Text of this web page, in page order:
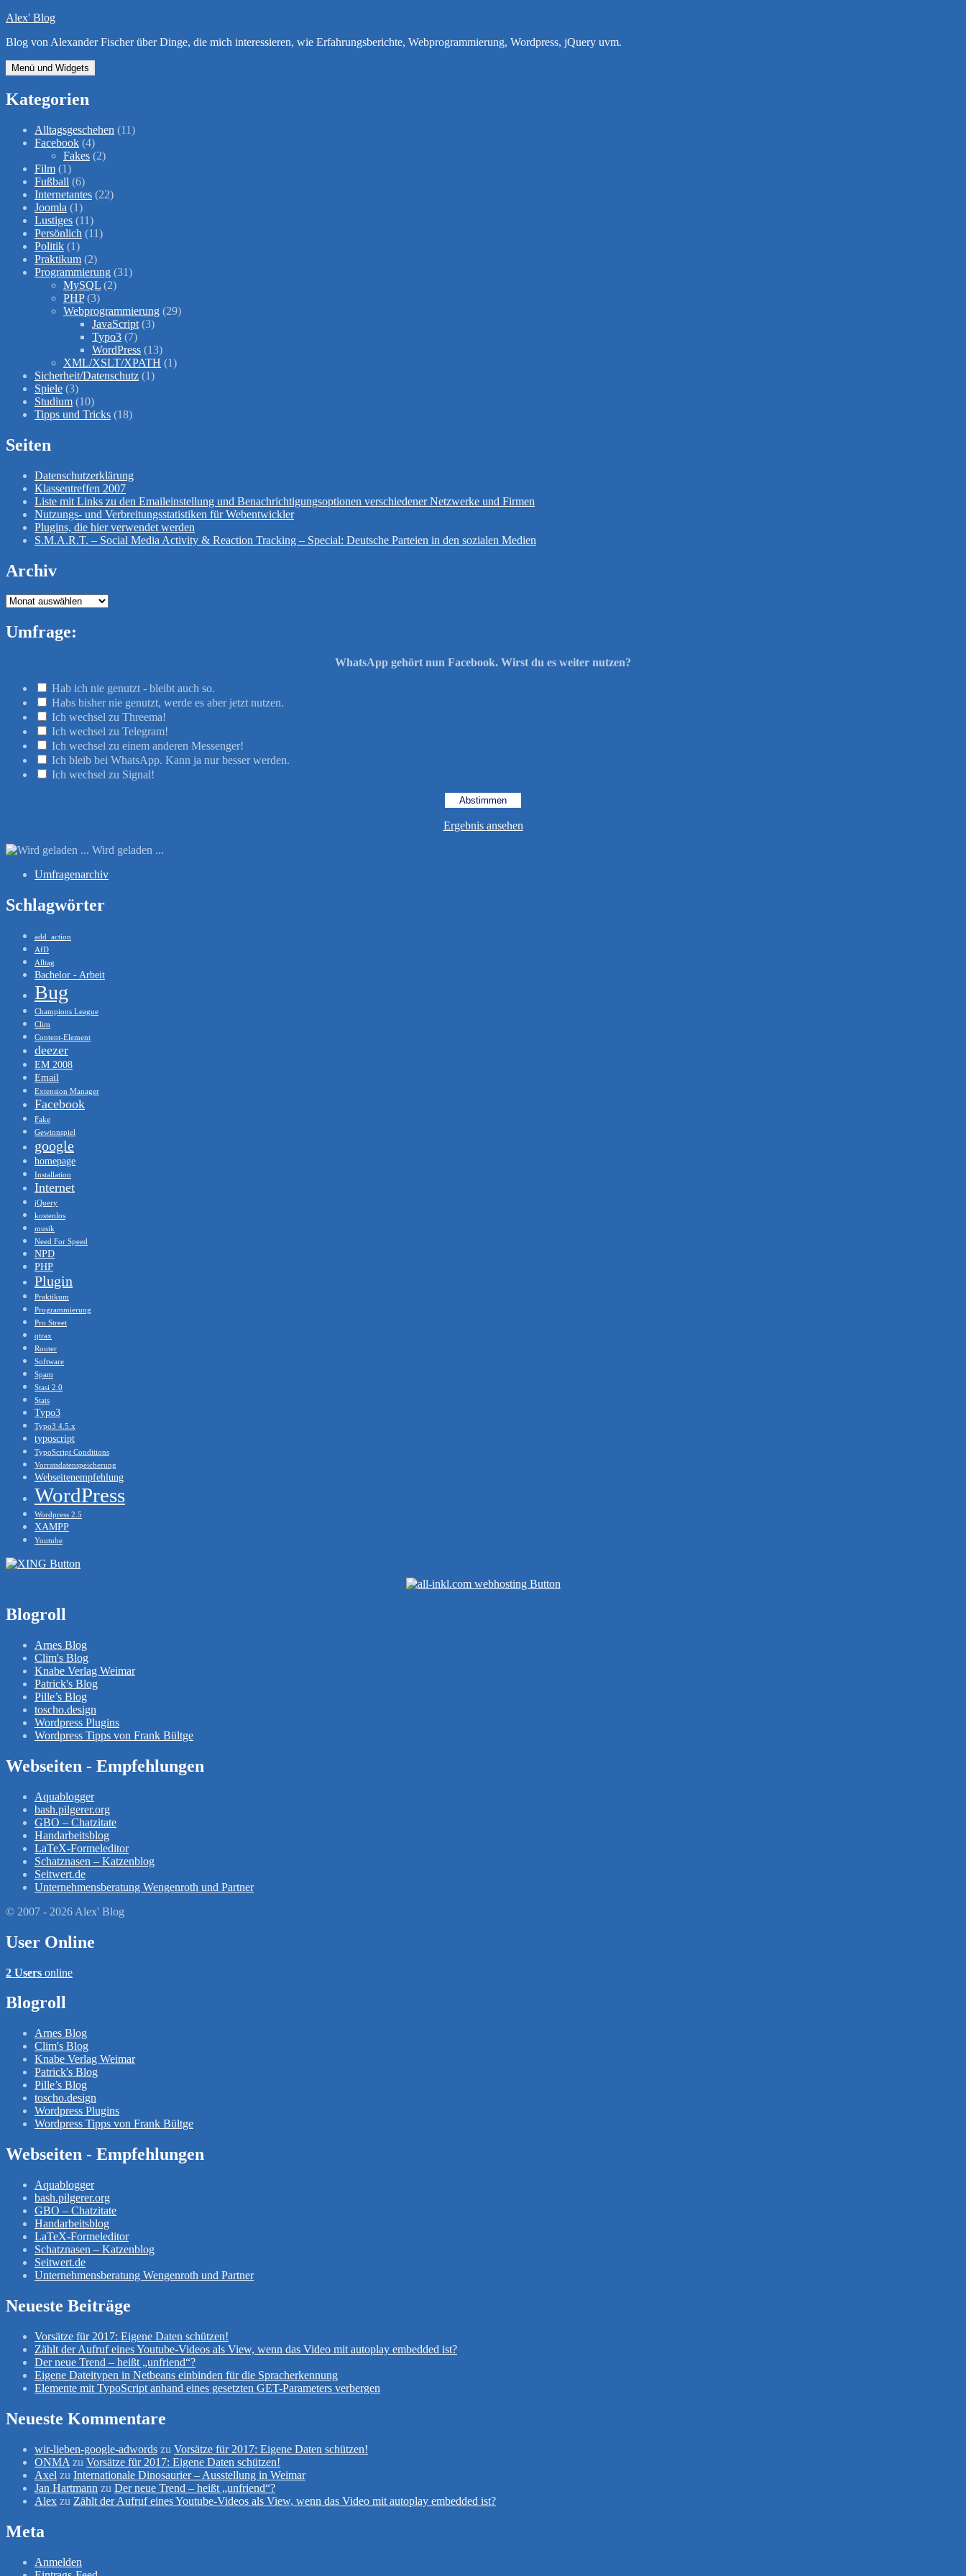
Zum
springen
Alex' Blog
Blog von Alexander Fischer über Dinge, die mich interessieren, wie Erfahrungsberichte, Webprogrammierung, Wordpress, jQuery uvm.
Menü und Widgets
Kategorien
Alltagsgeschehen (11)
Facebook (4)
Fakes (2)
Film (1)
Fußball (6)
Internetantes (22)
Joomla (1)
Lustiges (11)
Persönlich (11)
Politik (1)
Praktikum (2)
Programmierung (31)
MySQL (2)
PHP(3)
Webprogrammierung (29)
JavaScript (3)
Typo3 (7)
WordPress (13)
XML/XSLT/XPATH (1)
Sicherheit/Datenschutz (1)
Spiele (3)
Studium (10)
Tipps und Tricks (18)
Seiten
Datenschutzerklärung
Klassentreffen 2007
Liste mit Links zu den Emaileinstellung und Benachrichtigungsoptionen verschiedener Netzwerke und Firmen
Nutzungs- und Verbreitungsstatistiken für Webentwickler
Plugins, die hier verwendet werden
S.M.A.R.T. – Social Media Activity & Reaction Tracking – Special: Deutsche Parteien in den sozialen Medien
Archiv
Archiv
Umfrage:
WhatsApp gehört nun Facebook. Wirst du es weiter nutzen?
Hab ich nie genutzt - bleibt auch so.
Habs bisher nie genutzt, werde es aber jetzt nutzen.
Ich wechsel zu Threema!
Ich wechsel zu Telegram!
Ich wechsel zu einem anderen Messenger!
Ich bleib bei WhatsApp. Kann ja nur besser werden.
Ich wechsel zu Signal!
Ergebnis ansehen
Wird geladen ...
Umfragenarchiv
Schlagwörter
add_action
AfD
Alltag
Bachelor - Arbeit
Bug
Champions League
Clim
Content-Element
deezer
EM 2008
Email
Extension Manager
Facebook
Fake
Gewinnspiel
google
homepage
Installation
Internet
jQuery
kostenlos
musik
Need For Speed
NPD
PHP
Plugin
Praktikum
Programmierung
Pro Street
qtrax
Router
Software
Spam
Stasi 2.0
Stats
Typo3
Typo3 4.5.x
typoscript
TypoScript Conditions
Vorratsdatenspeicherung
Webseitenempfehlung
WordPress
Wordpress 2.5
XAMPP
Youtube
Blogroll
Arnes Blog
Clim's Blog
Knabe Verlag Weimar
Patrick's Blog
Pille’s Blog
toscho.design
Wordpress Plugins
Wordpress Tipps von Frank Bültge
Webseiten - Empfehlungen
Aquablogger
bash.pilgerer.org
GBO – Chatzitate
Handarbeitsblog
LaTeX-Formeleditor
Schatznasen – Katzenblog
Seitwert.de
Unternehmensberatung Wengenroth und Partner
© 2007 - 2026 Alex' Blog
User Online
2 Users online
Blogroll
Arnes Blog
Clim's Blog
Knabe Verlag Weimar
Patrick's Blog
Pille’s Blog
toscho.design
Wordpress Plugins
Wordpress Tipps von Frank Bültge
Webseiten - Empfehlungen
Aquablogger
bash.pilgerer.org
GBO – Chatzitate
Handarbeitsblog
LaTeX-Formeleditor
Schatznasen – Katzenblog
Seitwert.de
Unternehmensberatung Wengenroth und Partner
Neueste Beiträge
Vorsätze für 2017: Eigene Daten schützen!
Zählt der Aufruf eines Youtube-Videos als View, wenn das Video mit autoplay embedded ist?
Der neue Trend – heißt „unfriend“?
Eigene Dateitypen in Netbeans einbinden für die Spracherkennung
Elemente mit TypoScript anhand eines gesetzten GET-Parameters verbergen
Neueste Kommentare
wir-lieben-google-adwords zu Vorsätze für 2017: Eigene Daten schützen!
ONMA zu Vorsätze für 2017: Eigene Daten schützen!
Axel zu Internationale Dinosaurier – Ausstellung in Weimar
Jan Hartmann zu Der neue Trend – heißt „unfriend“?
Alex zu Zählt der Aufruf eines Youtube-Videos als View, wenn das Video mit autoplay embedded ist?
Meta
Anmelden